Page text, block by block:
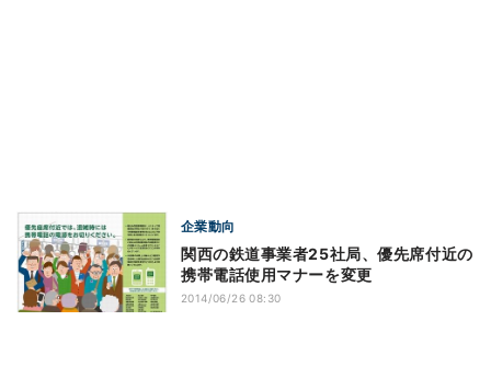
企業動向
関西の鉄道事業者25社局、優先席付近の
携帯電話使用マナーを変更
2014/06/26 08:30